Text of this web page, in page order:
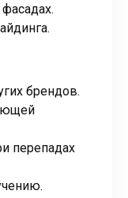
брендов.
перепадах